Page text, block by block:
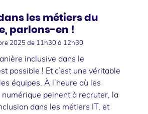
les métiers du
parlons-en !
2025 de 11h30 à 12h30
inclusive dans le
possible ! Et c’est une véritable
équipes. À l’heure où les
peinent à recruter, la
dans les métiers IT, et